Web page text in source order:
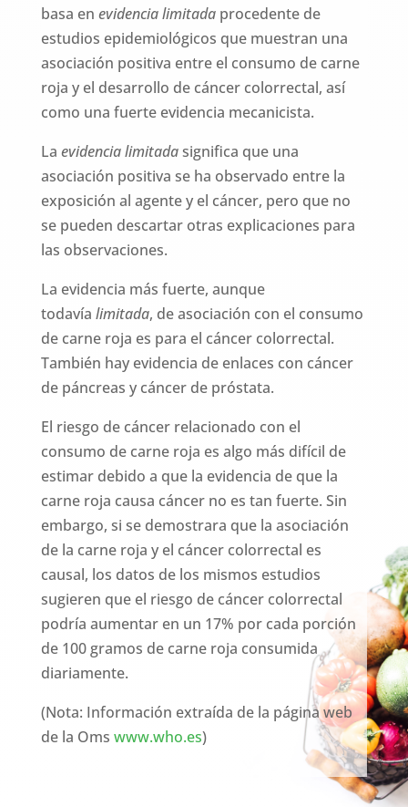
basa en evidencia limitadaprocedente de
estudios epidemiológicos que muestran una
asociación positiva entre el consumo de carne
roja y el desarrollo de cáncer colorrectal, así
como una fuerte evidencia mecanicista.
La evidencia limitadasignifica que una
asociación positiva se ha observado entre la
exposición al agente y el cáncer, pero que no
se pueden descartar otras explicaciones para
las observaciones.
La evidencia más fuerte, aunque
todavía limitada, de asociación con el consumo
de carne roja es para el cáncer colorrectal.
También hay evidencia de enlaces con cáncer
de páncreas y cáncer de próstata.
El riesgo de cáncer relacionado con el
consumo de carne roja es algo más difícil de
estimar debido a que la evidencia de que la
carne roja causa cáncer no es tan fuerte. Sin
embargo, si se demostrara que la asociación
de la carne roja y el cáncer colorrectal es
causal, los datos de los mismos estudios
sugieren que el riesgo de cáncer colorrectal
podría aumentar en un 17% por cada porción
de 100 gramos de carne roja consumida
diariamente.
(Nota: Información extraída de la página web
de la Oms www.who.es)